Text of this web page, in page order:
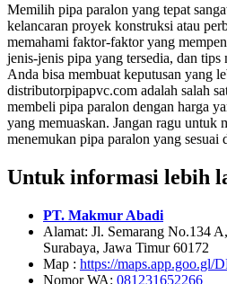
Memilih pipa paralon yang tepat
kelancaran proyek konstruksi atau
memahami faktor-faktor yang
jenis-jenis pipa yang tersedia, dan
Anda bisa membuat keputusan yang
distributorpipapvc.com adalah salah
membeli pipa paralon dengan harga
yang memuaskan. Jangan ragu untuk
menemukan pipa paralon yang sesuai
Untuk informasi lebih
PT. Makmur Abadi
Alamat: Jl. Semarang No.134
Surabaya, Jawa Timur 60172
Map : https://maps.app.goo.gl/
Nomor WA: 081231652266